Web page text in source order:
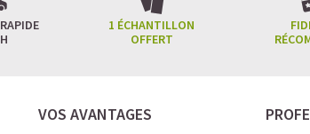
1 ÉCHANTILLON
OFFERT
VOS AVANTAGES